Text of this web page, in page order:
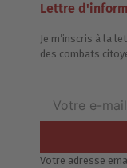
Lettre
Je m’inscris à la
des combats
Votre adresse